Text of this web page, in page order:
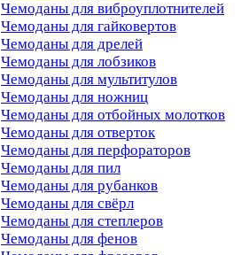
Чемоданы для виброуплотнителей
Чемоданы для гайковертов
Чемоданы для дрелей
Чемоданы для лобзиков
Чемоданы для мультитулов
Чемоданы для ножниц
Чемоданы для отбойных молотков
Чемоданы для отверток
Чемоданы для перфораторов
Чемоданы для пил
Чемоданы для рубанков
Чемоданы для свёрл
Чемоданы для степлеров
Чемоданы для фенов